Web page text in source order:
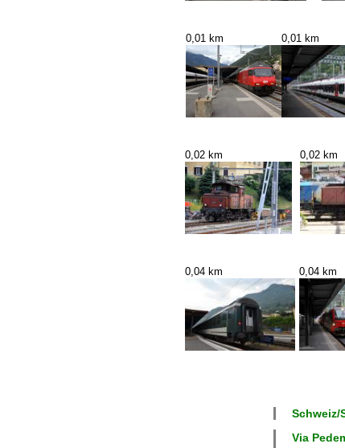
0,01 km 0,01 km
0,02 km 0,02 km
0,04 km 0,04 km
Schweiz/
Via